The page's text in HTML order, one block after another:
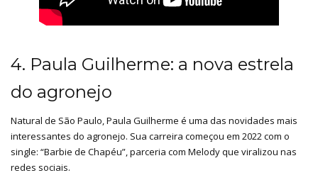
4. Paula Guilherme: a nova estrela
do agronejo
Natural de São Paulo, Paula Guilherme é uma das novidades mais
interessantes do agronejo. Sua carreira começou em 2022 com o
single: “Barbie de Chapéu”, parceria com Melody que viralizou nas
redes sociais.